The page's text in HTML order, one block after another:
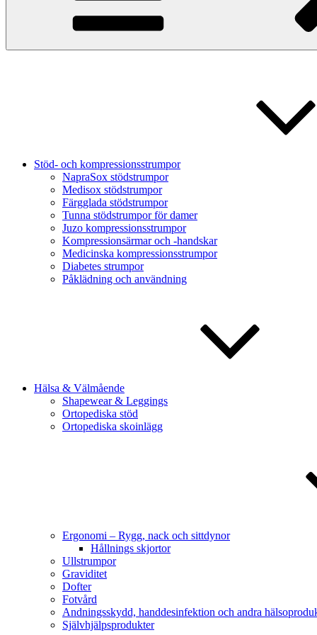
Stöd- och kompressionsstrumpor
NapraSox stödstrumpor
Medisox stödstrumpor
Färgglada stödstrumpor
Tunna stödstrumpor för damer
Juzo kompressionsstrumpor
Kompressionsärmar och -handskar
Medicinska kompressionsstrumpor
Diabetes strumpor
Påklädning och användning
Hälsa & Välmående
Shapewear & Leggings
Ortopediska stöd
Ortopediska skoinlägg
Ergonomi – Rygg, nack och sittdynor
Hållnings skjortor
Ullstrumpor
Graviditet
Dofter
Fotvård
Andningsskydd, handdesinfektion och andra
Självhjälpsprodukter